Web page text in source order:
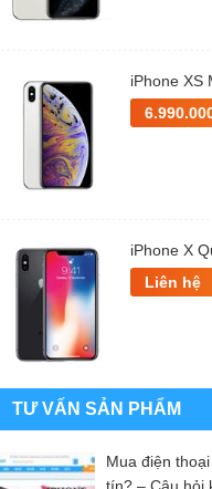
iPhone XS
iPhone X
Liên hệ
TƯ VẤN SẢN PHẨM
Mua điện